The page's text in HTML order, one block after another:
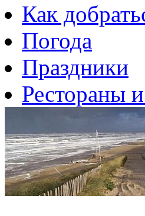
Как
Погода
Праздники
Рестораны